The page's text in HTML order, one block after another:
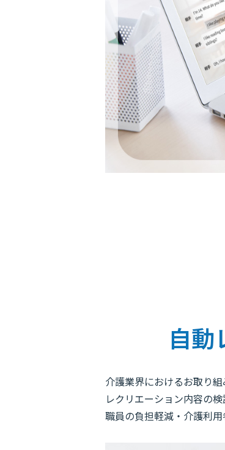
自動
介護業界におけるお取り組
レクリエーション内容の
職員の負担軽減・介護利